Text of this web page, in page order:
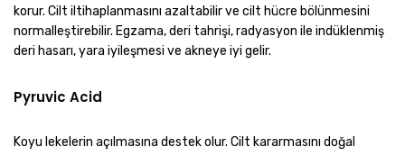
korur. Cilt iltihaplanmasını azaltabilir ve cilt hücre bölünmesini
normalleştirebilir. Egzama, deri tahrişi, radyasyon ile indüklenmiş
deri hasarı, yara iyileşmesi ve akneye iyi gelir.
Pyruvic Acid
Koyu lekelerin açılmasına destek olur. Cilt kararmasını doğal